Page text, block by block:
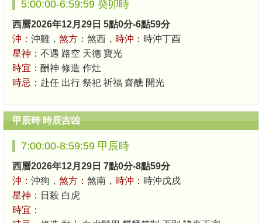
5:00:00-6:59:59 癸卯時
西曆2026年12月29日 5點0分-6點59分
沖： 沖雞， 煞方： 煞西， 時沖： 時沖丁酉
星神： 不遇 路空 天德 寶光
時宜： 酬神 修造 作灶
時忌： 赴任 出行 祭祀 祈福 齋醮 開光
甲辰時 時辰吉凶
7:00:00-8:59:59 甲辰時
西曆2026年12月29日 7點0分-8點59分
沖： 沖狗， 煞方： 煞南， 時沖： 時沖戊戌
星神： 日殺 白虎
時宜：